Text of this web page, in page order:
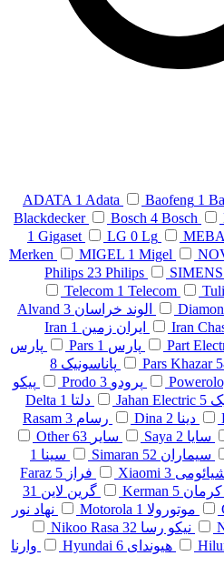
ADATA 1 Adata Baofeng 1
Blackdecker
Bosch 4 Bosch
1 Gigaset LG 0 Lg
Merken
MIGEL 1 Migel
Philips 23 Philips SIMENS
Telecom 1 Telecom
الوند خراسان 3
Alvand
Iran ایران زمین 1
Iran
Part پارس 1
Pars
پارس
Pars Khazar پاناسونیک 8
پرودو 3
Prodo
پیکو
5
Jahan Electric دلتا 1
Delta
دینا 2
Dina رسام 3
Rasam
سایا 2
Saya سایر 63
Other
سیماران 52
Simaran سینا 1
3
Xiaomi فراز 5
Faraz
کرمان 5
Kerman گرین لاین 31
موتورولا 1
Motorola
نهاد نور
نیکو رسا 32
Nikoo Rasa
هیوندای 6
Hyundai
وارنا